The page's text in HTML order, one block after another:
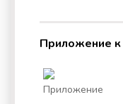
Приложение к